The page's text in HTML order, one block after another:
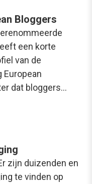
Bloggers
een korte
van de
European
dat bloggers…
zijn duizenden en
te vinden op